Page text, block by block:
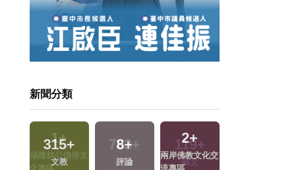
新聞分類
315+
文教
8+
評論
2+
兩岸佛教文化交